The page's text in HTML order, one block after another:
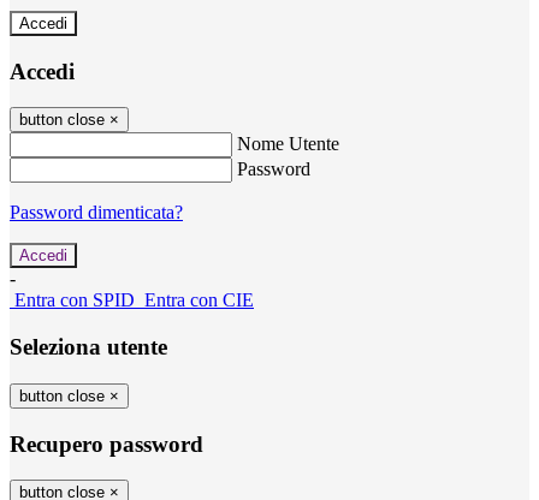
Accedi
Accedi
button close ×
Nome Utente
Password
Password dimenticata?
-
Entra con SPID Entra con CIE
Seleziona utente
button close ×
Recupero password
button close ×